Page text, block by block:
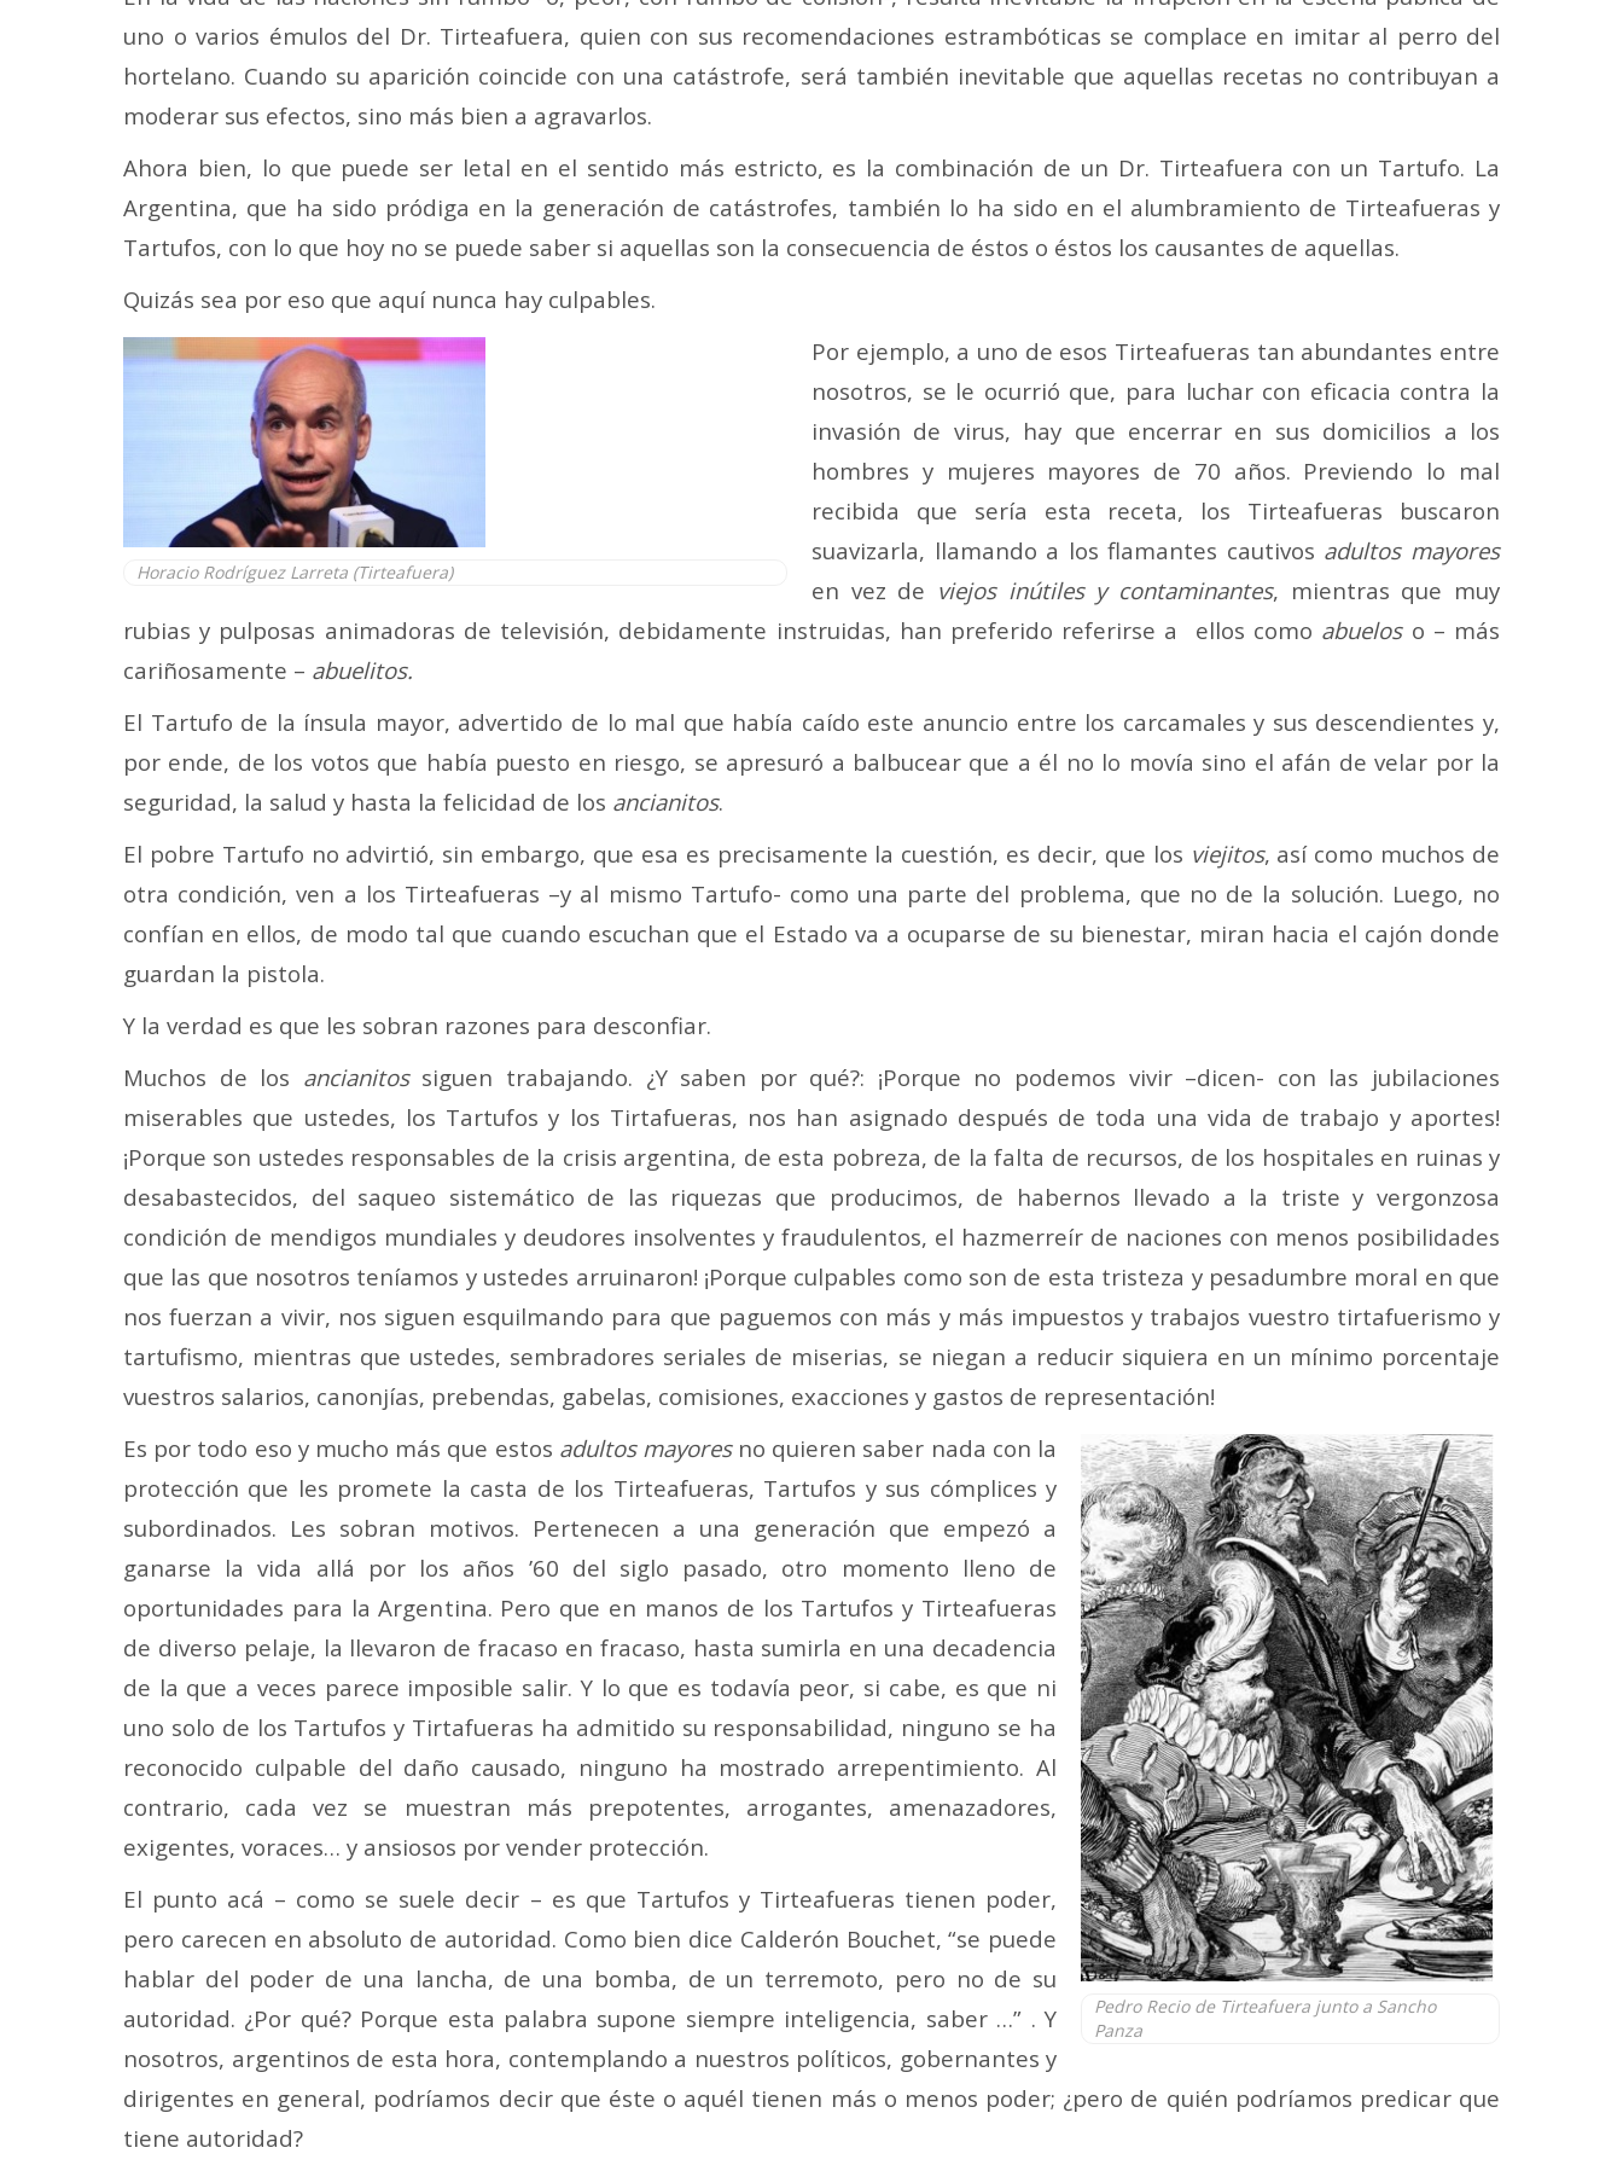
uno o varios émulos del Dr. Tirteafuera, quien con sus recomendaciones estrambóticas se complace en imitar al perro del
hortelano. Cuando su aparición coincide con una catástrofe, será también inevitable que aquellas recetas no contribuyan a
moderar sus efectos, sino más bien a agravarlos.
Ahora bien, lo que puede ser letal en el sentido más estricto, es la combinación de un Dr. Tirteafuera con un Tartufo. La
Argentina, que ha sido pródiga en la generación de catástrofes, también lo ha sido en el alumbramiento de Tirteafueras y
Tartufos, con lo que hoy no se puede saber si aquellas son la consecuencia de éstos o éstos los causantes de aquellas.
Quizás sea por eso que aquí nunca hay culpables.
Horacio Rodríguez Larreta (Tirteafuera)
Por ejemplo, a uno de esos Tirteafueras tan abundantes entre
nosotros, se le ocurrió que, para luchar con eficacia contra la
invasión de virus, hay que encerrar en sus domicilios a los
hombres y mujeres mayores de 70 años. Previendo lo mal
recibida que sería esta receta, los Tirteafueras buscaron
suavizarla, llamando a los flamantes cautivos adultos mayores
en vez de viejos inútiles y contaminantes, mientras que muy
rubias y pulposas animadoras de televisión, debidamente instruidas, han preferido referirse a ellos como abueloso – más
cariñosamente – abuelitos.
El Tartufo de la ínsula mayor, advertido de lo mal que había caído este anuncio entre los carcamales y sus descendientes y,
por ende, de los votos que había puesto en riesgo, se apresuró a balbucear que a él no lo movía sino el afán de velar por la
seguridad, la salud y hasta la felicidad de los ancianitos.
El pobre Tartufo no advirtió, sin embargo, que esa es precisamente la cuestión, es decir, que los viejitos, así como muchos de
otra condición, ven a los Tirteafueras –y al mismo Tartufo- como una parte del problema, que no de la solución. Luego, no
confían en ellos, de modo tal que cuando escuchan que el Estado va a ocuparse de su bienestar, miran hacia el cajón donde
guardan la pistola.
Y la verdad es que les sobran razones para desconfiar.
Muchos de los ancianitossiguen trabajando. ¿Y saben por qué?: ¡Porque no podemos vivir –dicen- con las jubilaciones
miserables que ustedes, los Tartufos y los Tirtafueras, nos han asignado después de toda una vida de trabajo y aportes!
¡Porque son ustedes responsables de la crisis argentina, de esta pobreza, de la falta de recursos, de los hospitales en ruinas y
desabastecidos, del saqueo sistemático de las riquezas que producimos, de habernos llevado a la triste y vergonzosa
condición de mendigos mundiales y deudores insolventes y fraudulentos, el hazmerreír de naciones con menos posibilidades
que las que nosotros teníamos y ustedes arruinaron! ¡Porque culpables como son de esta tristeza y pesadumbre moral en que
nos fuerzan a vivir, nos siguen esquilmando para que paguemos con más y más impuestos y trabajos vuestro tirtafuerismo y
tartufismo, mientras que ustedes, sembradores seriales de miserias, se niegan a reducir siquiera en un mínimo porcentaje
vuestros salarios, canonjías, prebendas, gabelas, comisiones, exacciones y gastos de representación!
Pedro Recio de Tirteafuera junto a Sancho
Panza
Es por todo eso y mucho más que estos adultos mayoresno quieren saber nada con la
protección que les promete la casta de los Tirteafueras, Tartufos y sus cómplices y
subordinados. Les sobran motivos. Pertenecen a una generación que empezó a
ganarse la vida allá por los años ’60 del siglo pasado, otro momento lleno de
oportunidades para la Argentina. Pero que en manos de los Tartufos y Tirteafueras
de diverso pelaje, la llevaron de fracaso en fracaso, hasta sumirla en una decadencia
de la que a veces parece imposible salir. Y lo que es todavía peor, si cabe, es que ni
uno solo de los Tartufos y Tirtafueras ha admitido su responsabilidad, ninguno se ha
reconocido culpable del daño causado, ninguno ha mostrado arrepentimiento. Al
contrario, cada vez se muestran más prepotentes, arrogantes, amenazadores,
exigentes, voraces… y ansiosos por vender protección.
El punto acá – como se suele decir – es que Tartufos y Tirteafueras tienen poder,
pero carecen en absoluto de autoridad. Como bien dice Calderón Bouchet, “se puede
hablar del poder de una lancha, de una bomba, de un terremoto, pero no de su
autoridad. ¿Por qué? Porque esta palabra supone siempre inteligencia, saber …” . Y
nosotros, argentinos de esta hora, contemplando a nuestros políticos, gobernantes y
dirigentes en general, podríamos decir que éste o aquél tienen más o menos poder; ¿pero de quién podríamos predicar que
tiene autoridad?